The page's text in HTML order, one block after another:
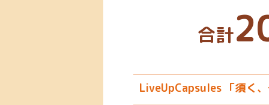
合計
LiveUpCapsules 「須く